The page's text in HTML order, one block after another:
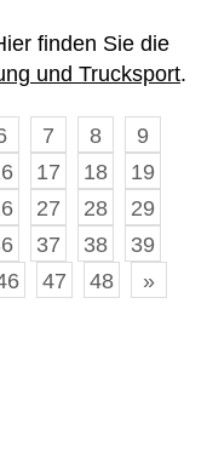
finden Sie die
und Trucksport.
7 8
9
17 18
19
27 28
29
37 38
39
47 48 »